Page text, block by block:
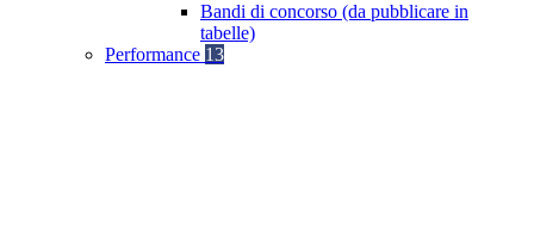
Bandi di concorso (da pubblicare in
tabelle)
Performance 13